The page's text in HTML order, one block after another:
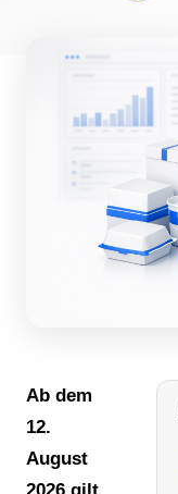
Ab dem
12.
August
2026 gilt